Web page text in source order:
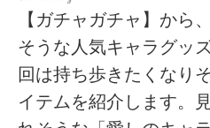
【ガチャガチャ】から
そうな人気キャラグッ
回は持ち歩きたくなり
イテムを紹介します。